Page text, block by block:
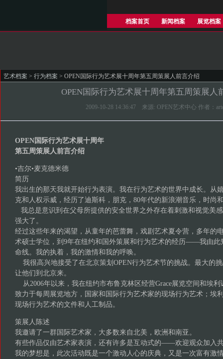
档案首页 新闻档案 展览档案
艺术档案 > 行为档案 > OPEN国际行为艺术展十周年第五周策展人前言介绍
OPEN国际行为艺术展十周年第五周策展人
2009-10-28 14:36:47 来源: OPEN艺术中心 作者：
OPEN国际行为艺术展十周年
第五周策展人前言介绍
•吉尔•麦克德米德
简历
我出生的那天我就开始行为表演。我在行为艺术的世界中成长。从
克和人权示威，经历了迪斯科，朋克，80年代的新浪潮音乐，时尚
我总是意识到在父母所提供的安全世界之外存在着刺激和视觉美
强大了。
经过这些年来的渴望，从童年的芭蕾舞，戏剧艺术夏令营，多年的
术硕士学位，到9年在纽约和国外策展和行为艺术的经历——我由此
命线。我的执着，我的激情和我的呼唤。
我很高兴地接受了在北京策划OPEN行为艺术节的挑战。最大的
让他们到北京来。
从2006年以来，我在纽约市布鲁克林区经营Grace展览空间和埃利
致力于每周展览地方，国家和国际行为艺术家的现场行为艺术；埃
现场行为艺术的文件和人工制品。
策展人陈述
我邀请了一群国际艺术家，大多数来自北美，欧洲和南亚。
有些作品仅由艺术家表演，还有许多是互动式的——欢迎观众加入
我的梦想是，此次活动既是一个激动人心的庆典，又是一次富有激